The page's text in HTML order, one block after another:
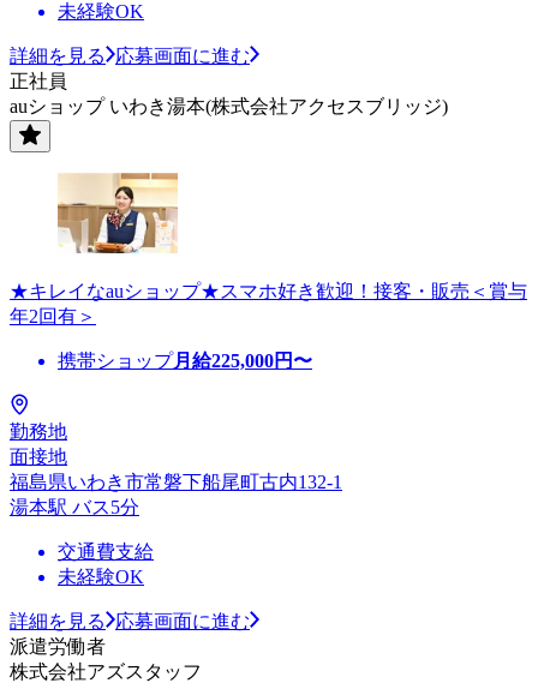
未経験OK
詳細を見る
応募画面に進む
正社員
auショップ いわき湯本(株式会社アクセスブリッジ)
★キレイなauショップ★スマホ好き歓迎！接客・販売＜賞与
年2回有＞
携帯ショップ月給225,000円〜
勤務地
面接地
福島県いわき市常磐下船尾町古内132-1
湯本駅 バス5分
交通費支給
未経験OK
詳細を見る
応募画面に進む
派遣労働者
株式会社アズスタッフ